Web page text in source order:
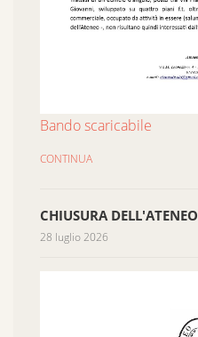
Bando scaricabile
CONTINUA
CHIUSURA DELL'ATENEO
28 luglio 2026